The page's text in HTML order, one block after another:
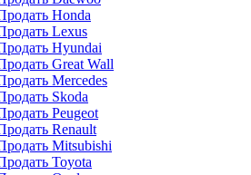
Honda
Lexus
Hyundai
Great Wall
Mercedes
Skoda
Peugeot
Renault
Mitsubishi
Toyota